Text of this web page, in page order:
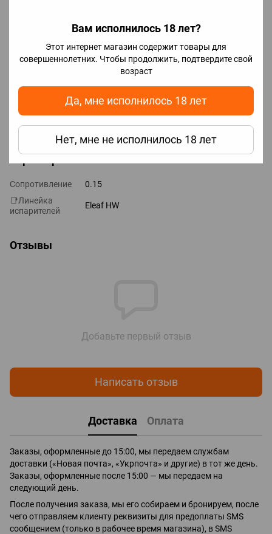
Вам исполнилось 18 лет?
Этот интернет магазин содержит товары для
совершеннолетних. Чтобы продолжить, подтвердите свой
возраст
Да, мне исполнилось 18 лет
Нет, мне не исполнилось 18 лет
ELLO VATE;
И другие.
Сопротивление
0.15
📑Линейка
испарителей
Eleaf HW
Отзывы
Добавьте первый отзыв
Написать отзыв
Доставка Оплата
Заказы, оформленные до 15:00, мы передаем службам
доставки («Новая почта», «Укрпочта» и другие) в тот же день.
Заказы, оформленные после 15:00 — мы передаем на
следующий день.
После получения заказа, мы его собираем и бронируем, после
чего отправляем клиенту реквизиты для предоплаты SMS
сообщением (только в рабочее время магазина), в SMS